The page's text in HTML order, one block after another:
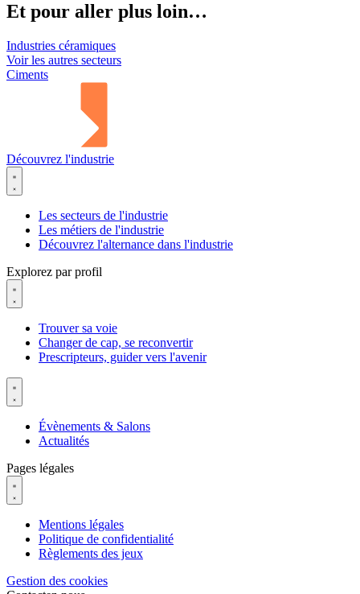
Et pour aller plus loin…
Industries céramiques
Voir les autres secteurs
Ciments
Découvrez l'industrie
Les secteurs de l'industrie
Les métiers de l'industrie
Découvrez l'alternance dans l'industrie
Explorez par profil
Trouver sa voie
Changer de cap, se reconvertir
Prescripteurs, guider vers l'avenir
Évènements & Salons
Actualités
Pages légales
Mentions légales
Politique de confidentialité
Règlements des jeux
Gestion des cookies